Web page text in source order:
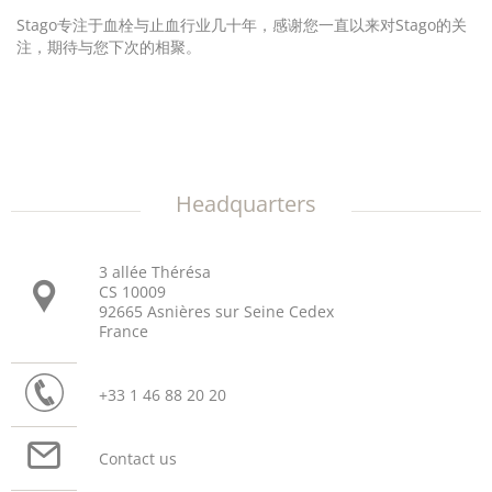
Stago专注于血栓与止血行业几十年，感谢您一直以来对Stago的关
注，期待与您下次的相聚。
Headquarters
3 allée Thérésa
CS 10009
92665 Asnières sur Seine Cedex
France
+33 1 46 88 20 20
Contact us